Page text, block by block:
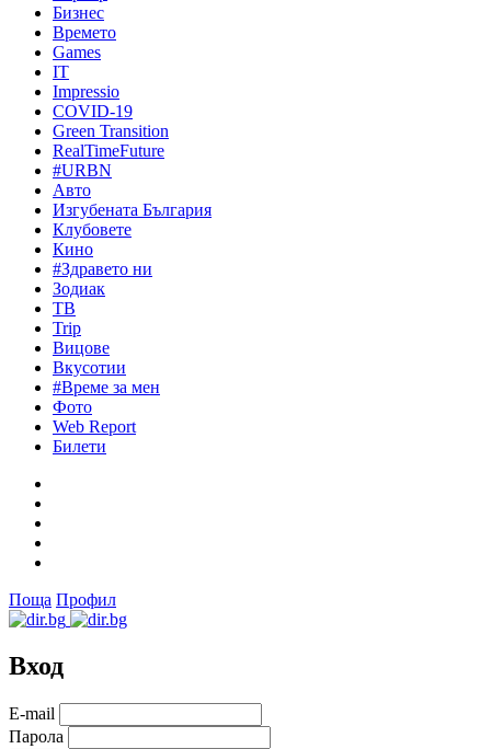
Бизнес
Времето
Games
IT
Impressio
COVID-19
Green Transition
RealTimeFuture
#URBN
Авто
Изгубената България
Клубовете
Кино
#Здравето ни
Зодиак
ТВ
Trip
Вицове
Вкусотии
#Време за мен
Фото
Web Report
Билети
Поща Профил
Вход
Е-mail
Парола